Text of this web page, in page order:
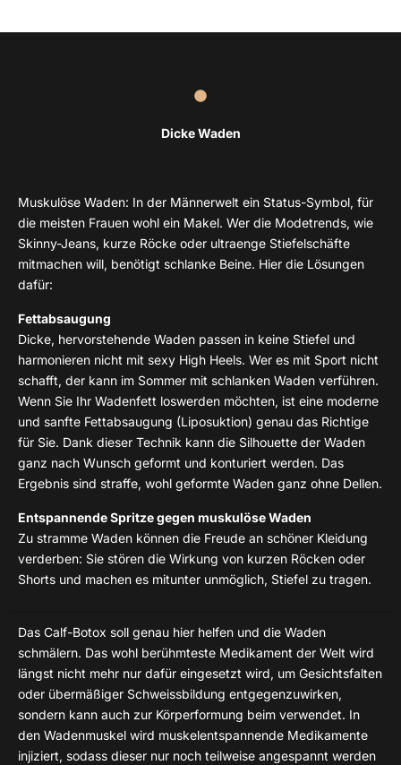
Dicke Waden
Muskulöse Waden: In der Männerwelt ein Status-Symbol, für
die meisten Frauen wohl ein Makel. Wer die Modetrends, wie
Skinny-Jeans, kurze Röcke oder ultraenge Stiefelschäfte
mitmachen will, benötigt schlanke Beine. Hier die Lösungen
dafür:
Fettabsaugung
Dicke, hervorstehende Waden passen in keine Stiefel und
harmonieren nicht mit sexy High Heels. Wer es mit Sport nicht
schafft, der kann im Sommer mit schlanken Waden verführen.
Wenn Sie Ihr Wadenfett loswerden möchten, ist eine moderne
und sanfte Fettabsaugung (Liposuktion) genau das Richtige
für Sie. Dank dieser Technik kann die Silhouette der Waden
ganz nach Wunsch geformt und konturiert werden. Das
Ergebnis sind straffe, wohl geformte Waden ganz ohne Dellen.
Entspannende Spritze gegen muskulöse Waden
Zu stramme Waden können die Freude an schöner Kleidung
verderben: Sie stören die Wirkung von kurzen Röcken oder
Shorts und machen es mitunter unmöglich, Stiefel zu tragen.
Das Calf-Botox soll genau hier helfen und die Waden
schmälern. Das wohl berühmteste Medikament der Welt wird
längst nicht mehr nur dafür eingesetzt wird, um Gesichtsfalten
oder übermäßiger Schweissbildung entgegenzuwirken,
sondern kann auch zur Körperformung beim verwendet. In
den Wadenmuskel wird muskelentspannende Medikamente
injiziert, sodass dieser nur noch teilweise angespannt werden